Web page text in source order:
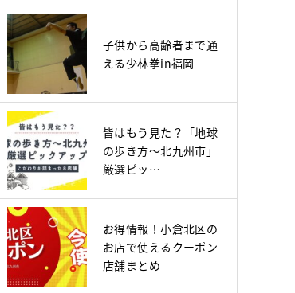
子供から高齢者まで通
える少林拳in福岡
皆はもう見た？「地球
の歩き方～北九州市」
厳選ピッ…
お得情報！小倉北区の
お店で使えるクーポン
店舗まとめ